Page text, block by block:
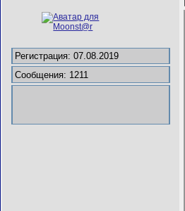
Регистрация: 07.08.2019
Сообщения: 1211